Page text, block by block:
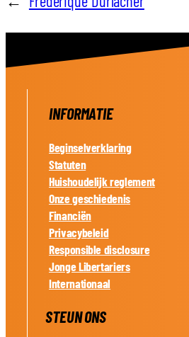
INFORMATIE
Beginselverklaring
Statuten
Huishoudelijk reglement
Onze geschiedenis
Financiën
Privacybeleid
Responsible disclosure
Jonge Libertariers
Internationaal
STEUN ONS